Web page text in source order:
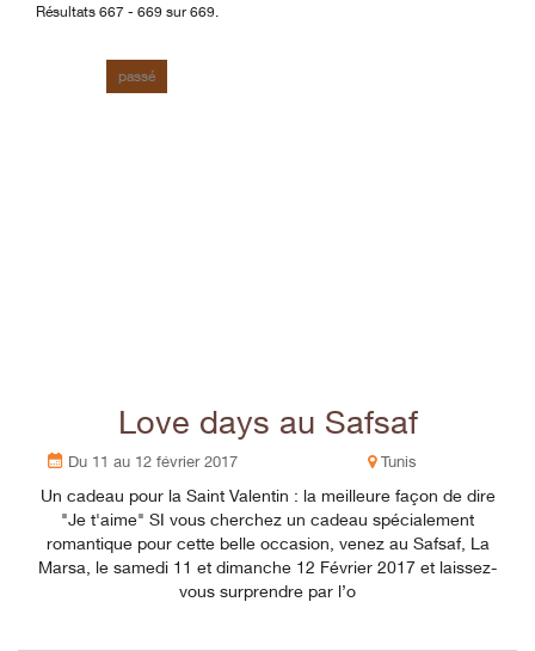
Résultats 667 - 669 sur 669.
passé
Love days au Safsaf
Du 11 au 12 février 2017 Tunis
Un cadeau pour la Saint Valentin : la meilleure façon de dire
"Je t'aime" SI vous cherchez un cadeau spécialement
romantique pour cette belle occasion, venez au Safsaf, La
Marsa, le samedi 11 et dimanche 12 Février 2017 et laissez-
vous surprendre par l’o